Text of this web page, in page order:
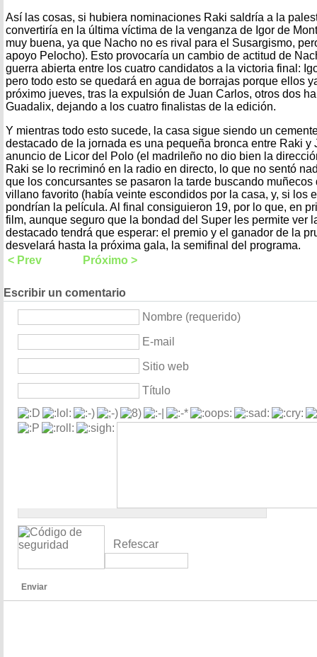
Así las cosas, si hubiera nominaciones Raki saldría a la
convertiría en la última víctima de la venganza de Igor de
muy buena, ya que Nacho no es rival para el Susargismo,
apoyo Pelocho). Esto provocaría un cambio de actitud de
guerra abierta entre los cuatro candidatos a la victoria final:
pero todo esto se quedará en agua de borrajas porque ellos
próximo jueves, tras la expulsión de Juan Carlos, otros dos
Guadalix, dejando a los cuatro finalistas de la edición.
Y mientras todo esto sucede, la casa sigue siendo un
destacado de la jornada es una pequeña bronca entre Raki y
anuncio de Licor del Polo (el madrileño no dio bien la
Raki se lo recriminó en la radio en directo, lo que no sentó
que los concursantes se pasaron la tarde buscando
villano favorito (había veinte escondidos por la casa, y, si los
pondrían la película. Al final consiguieron 19, por lo que, en
film, aunque seguro que la bondad del Super les permite ver
destacado tendrá que esperar: el premio y el ganador de la
desvelará hasta la próxima gala, la semifinal del programa.
< Prev
Próximo >
Escribir un comentario
Nombre (requerido)
E-mail
Sitio web
Título
Refescar
Enviar